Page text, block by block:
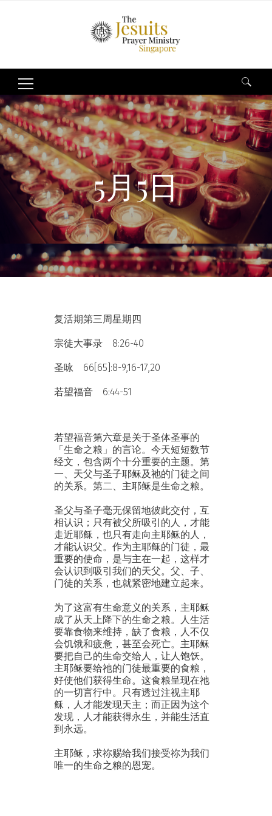
Search
for:
5月5日
复活期第三周星期四
宗徒大事录 8:26-40
圣咏 66[65]:8-9,16-17,20
若望福音 6:44-51
若望福音第六章是关于圣体圣事的
「生命之粮」的言论。今天短短数节
经文，包含两个十分重要的主题。第
一、天父与圣子耶稣及祂的门徒之间
的关系。第二、主耶稣是生命之粮。
圣父与圣子毫无保留地彼此交付，互
相认识；只有被父所吸引的人，才能
走近耶稣，也只有走向主耶稣的人，
才能认识父。作为主耶稣的门徒，最
重要的使命，是与主在一起，这样才
会认识到吸引我们的天父。父、子、
门徒的关系，也就紧密地建立起来。
为了这富有生命意义的关系，主耶稣
成了从天上降下的生命之粮。人生活
要靠食物来维持，缺了食粮，人不仅
会饥饿和疲惫，甚至会死亡。主耶稣
要把自己的生命交给人，让人饱饫。
主耶稣要给祂的门徒最重要的食粮，
好使他们获得生命。这食粮呈现在祂
的一切言行中。只有透过注视主耶
稣，人才能发现天主；而正因为这个
发现，人才能获得永生，并能生活直
到永远。
主耶稣，求祢赐给我们接受祢为我们
唯一的生命之粮的恩宠。